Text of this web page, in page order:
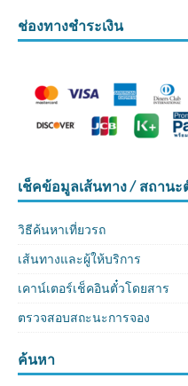
ช่องทางชำระเงิน
เช็คข้อมูลเส้นทาง / สถานะ
วิธีค้นหาเที่ยวรถ
เส้นทางและผู้ให้บริการ
เคาน์เตอร์เช็คอินตั๋วโดยสาร
ตรวจสอบสถะนะการจอง
ค้นหา